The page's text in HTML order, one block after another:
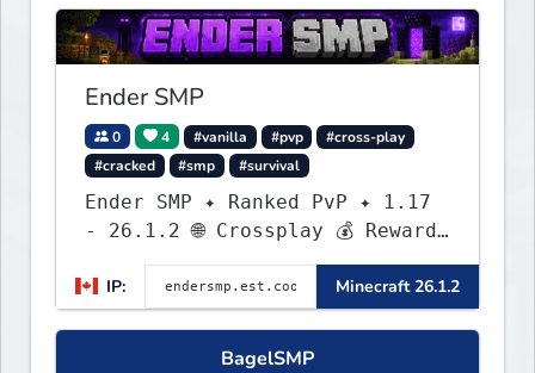
Ender SMP
0 4 #vanilla #pvp
#cross-play
#cracked
#smp #survival
Ender SMP ✦ Ranked PvP ✦ 1.17
- 26.1.2 🌐 Crossplay 💰 Rewards
🛠 Custom Gear
IP:
Minecraft 26.1.2
BagelSMP